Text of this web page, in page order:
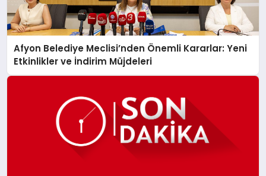
Afyon Belediye Meclisi’nden Önemli Kararlar: Yeni
Etkinlikler ve İndirim Müjdeleri